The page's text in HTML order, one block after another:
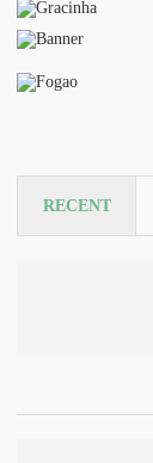
RECENT